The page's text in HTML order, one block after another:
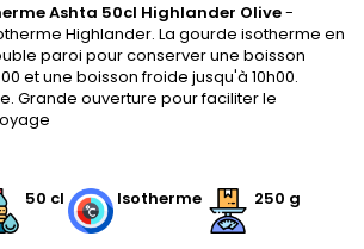
Ashta 50cl Highlander Olive-
Highlander. La gourde isotherme en
paroi pour conserver une boisson
et une boisson froide jusqu'à 10h00.
Grande ouverture pour faciliter le
50 cl Isotherme 250 g